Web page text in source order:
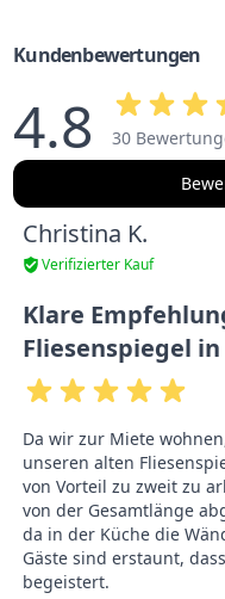
Kundenbewertungen
4.8
30
Christina K.
Verifizierter Kauf
Klare
Fliesenspiegel
Da wir zur Miete
unseren alten
von Vorteil zu zweit zu
von der Gesamtlänge
da in der Küche die
Gäste sind erstaunt,
begeistert.